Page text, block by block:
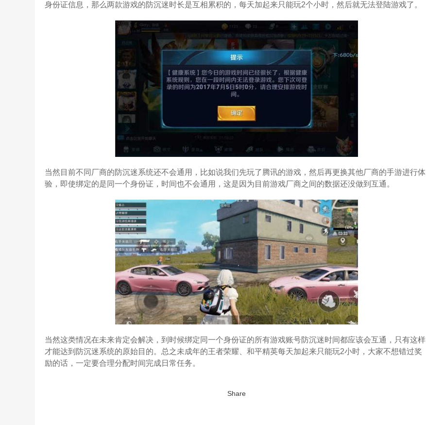
身份证信息，那么两款游戏的防沉迷时长是互相累积的，每天加起来只能玩2个小时，然后就无法登陆游戏了。
当然目前不同厂商的防沉迷系统还不会通用，比如说我们先玩了腾讯的游戏，然后再更换其他厂商的手游进行体
验，即使绑定的是同一个身份证，时间也不会通用，这是因为目前游戏厂商之间的数据还没做到互通。
当然这类情况在未来肯定会解决，到时候绑定同一个身份证的所有游戏账号防沉迷时间都应该会互通，只有这样
才能达到防沉迷系统的原始目的。总之未成年的王者荣耀、和平精英每天加起来只能玩2小时，大家不想错过奖
励的话，一定要合理分配时间完成日常任务。
Share